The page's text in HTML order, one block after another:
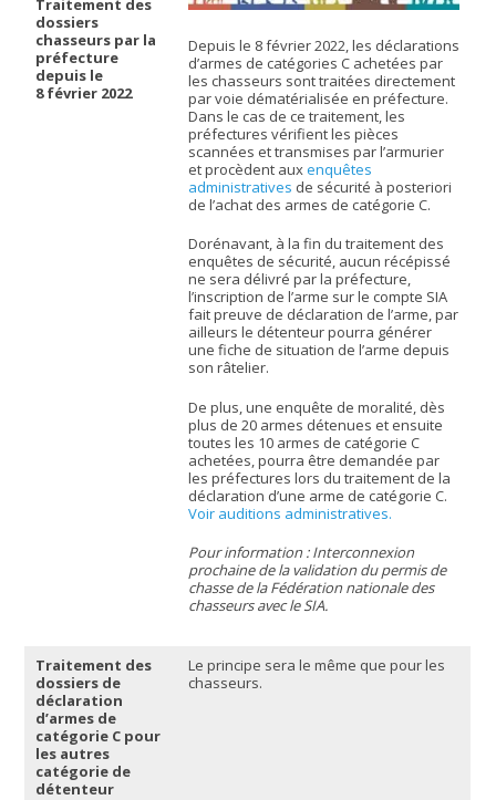
Traitement des
dossiers
chasseurs par la
préfecture
depuis le
8 février 2022
Depuis le 8 février 2022, les déclarations
d’armes de catégories C achetées par
les chasseurs sont traitées directement
par voie dématérialisée en préfecture.
Dans le cas de ce traitement, les
préfectures vérifient les pièces
scannées et transmises par l’armurier
et procèdent auxenquêtes
administratives de sécurité à posteriori
de l’achat des armes de catégorie C.
Dorénavant, à la fin du traitement des
enquêtes de sécurité, aucun récépissé
ne sera délivré par la préfecture,
l’inscription de l’arme sur le compte SIA
fait preuve de déclaration de l’arme, par
ailleurs le détenteur pourra générer
une fiche de situation de l’arme depuis
son râtelier.
De plus, une enquête de moralité, dès
plus de 20 armes détenues et ensuite
toutes les 10 armes de catégorie C
achetées, pourra être demandée par
les préfectures lors du traitement de la
déclaration d’une arme de catégorie C.
Voir auditions administratives.
Pour information : Interconnexion
prochaine de la validation du permis de
chasse de la Fédération nationale des
chasseurs avec le SIA.
Traitement des
dossiers de
déclaration
d’armes de
catégorie C pour
les autres
catégorie de
détenteur
Le principe sera le même que pour les
chasseurs.